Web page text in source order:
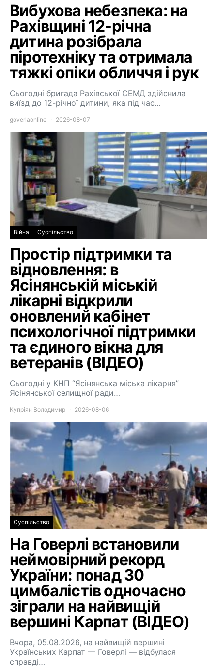
Вибухова небезпека: на
Рахівщині 12-річна
дитина розібрала
піротехніку та отримала
тяжкі опіки обличчя і рук
Сьогодні бригада Рахівської СЕМД здійснила
виїзд до 12-річної дитини, яка під час…
goverlaonline 2026-08-07
Війна Суспільство
Простір підтримки та
відновлення: в
Ясінянській міській
лікарні відкрили
оновлений кабінет
психологічної підтримки
та єдиного вікна для
ветеранів (ВІДЕО)
Сьогодні у КНП “Ясінянська міська лікарня”
Ясінянської селищної ради…
Купріян Володимир 2026-08-06
Суспільство
На Говерлі встановили
неймовірний рекорд
України: понад 30
цимбалістів одночасно
зіграли на найвищій
вершині Карпат (ВІДЕО)
Вчора, 05.08.2026, на найвищій вершині
Українських Карпат — Говерлі — відбулася
справді…